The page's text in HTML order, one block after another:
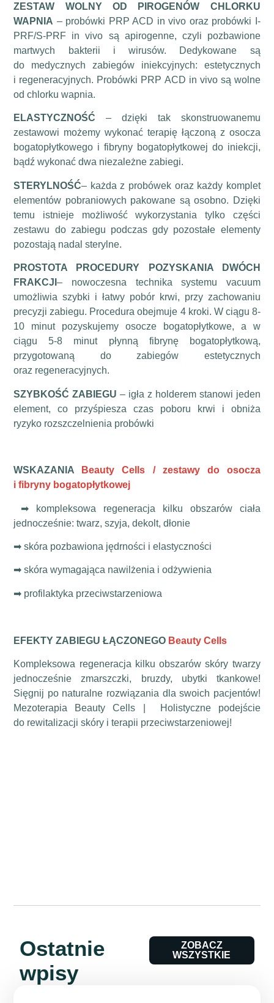
ZESTAW WOLNY OD PIROGENÓW CHLORKU
WAPNIA – probówki PRP ACD in vivo oraz probówki I-
PRF/S-PRF in vivo są apirogenne, czyli pozbawione
martwych bakterii i wirusów. Dedykowane są
do medycznych zabiegów iniekcyjnych: estetycznych
i regeneracyjnych. Probówki PRP ACD in vivo są wolne
od chlorku wapnia.
ELASTYCZNOŚĆ – dzięki tak skonstruowanemu
zestawowi możemy wykonać terapię łączoną z osocza
bogatopłytkowego i fibryny bogatopłytkowej do iniekcji,
bądź wykonać dwa niezależne zabiegi.
STERYLNOŚĆ– każda z probówek oraz każdy komplet
elementów pobraniowych pakowane są osobno. Dzięki
temu istnieje możliwość wykorzystania tylko części
zestawu do zabiegu podczas gdy pozostałe elementy
pozostają nadal sterylne.
PROSTOTA PROCEDURY POZYSKANIA DWÓCH
FRAKCJI– nowoczesna technika systemu vacuum
umożliwia szybki i łatwy pobór krwi, przy zachowaniu
precyzji zabiegu. Procedura obejmuje 4 kroki. W ciągu 8-
10 minut pozyskujemy osocze bogatopłytkowe, a w
ciągu 5-8 minut płynną fibrynę bogatopłytkową,
przygotowaną do zabiegów estetycznych
oraz regeneracyjnych.
SZYBKOŚĆ ZABIEGU – igła z holderem stanowi jeden
element, co przyśpiesza czas poboru krwi i obniża
ryzyko rozszczelnienia probówki
WSKAZANIA
Beauty Cells / zestawy do osocza
i fibryny bogatopłytkowej
➡ kompleksowa regeneracja kilku obszarów ciała
jednocześnie: twarz, szyja, dekolt, dłonie
➡ skóra pozbawiona jędrności i elastyczności
➡ skóra wymagająca nawilżenia i odżywienia
➡ profilaktyka przeciwstarzeniowa
EFEKTY ZABIEGU ŁĄCZONEGO Beauty Cells
Kompleksowa regeneracja kilku obszarów skóry twarzy
jednocześnie zmarszczki, bruzdy, ubytki tkankowe!
Sięgnij po naturalne rozwiązania dla swoich pacjentów!
Mezoterapia Beauty Cells | Holistyczne podejście
do rewitalizacji skóry i terapii przeciwstarzeniowej!
Ostatnie
wpisy
ZOBACZ
WSZYSTKIE